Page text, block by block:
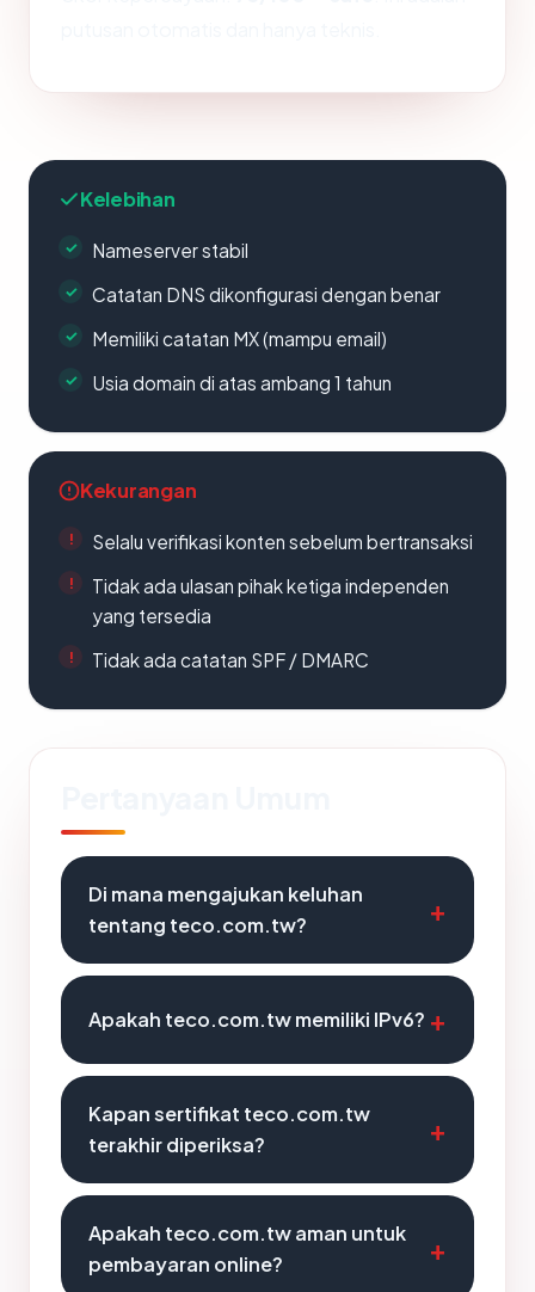
Kelebihan
Nameserver stabil
Catatan DNS dikonfigurasi dengan benar
Memiliki catatan MX (mampu email)
Usia domain di atas ambang 1 tahun
Kekurangan
Selalu verifikasi konten sebelum bertransaksi
Tidak ada ulasan pihak ketiga independen
yang tersedia
Tidak ada catatan SPF / DMARC
Di mana mengajukan keluhan
tentang teco.com.tw?
Apakah teco.com.tw memiliki IPv6?
Kapan sertifikat teco.com.tw
terakhir diperiksa?
Apakah teco.com.tw aman untuk
pembayaran online?